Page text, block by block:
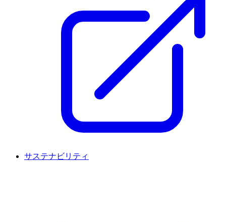
サステナビリティ